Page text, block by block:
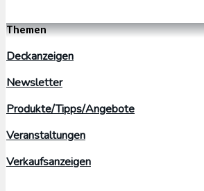
Themen
Deckanzeigen
Newsletter
Produkte/Tipps/Angebote
Veranstaltungen
Verkaufsanzeigen